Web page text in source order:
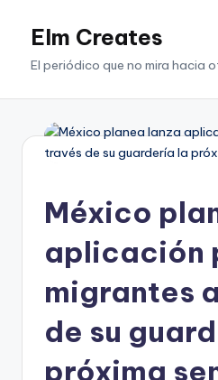
SaltarElm Creates
El periódico que no mira hacia
México
aplicación
migrantes
de su
próxima